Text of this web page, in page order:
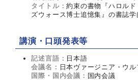
タイトル：約束の書物『ハロル
ズウォース博士追憶集』の書誌学
講演・口頭発表等
記述言語： 日本語
会議名： 日本ヴァージニア・ウ
国際・国内会議： 国内会議